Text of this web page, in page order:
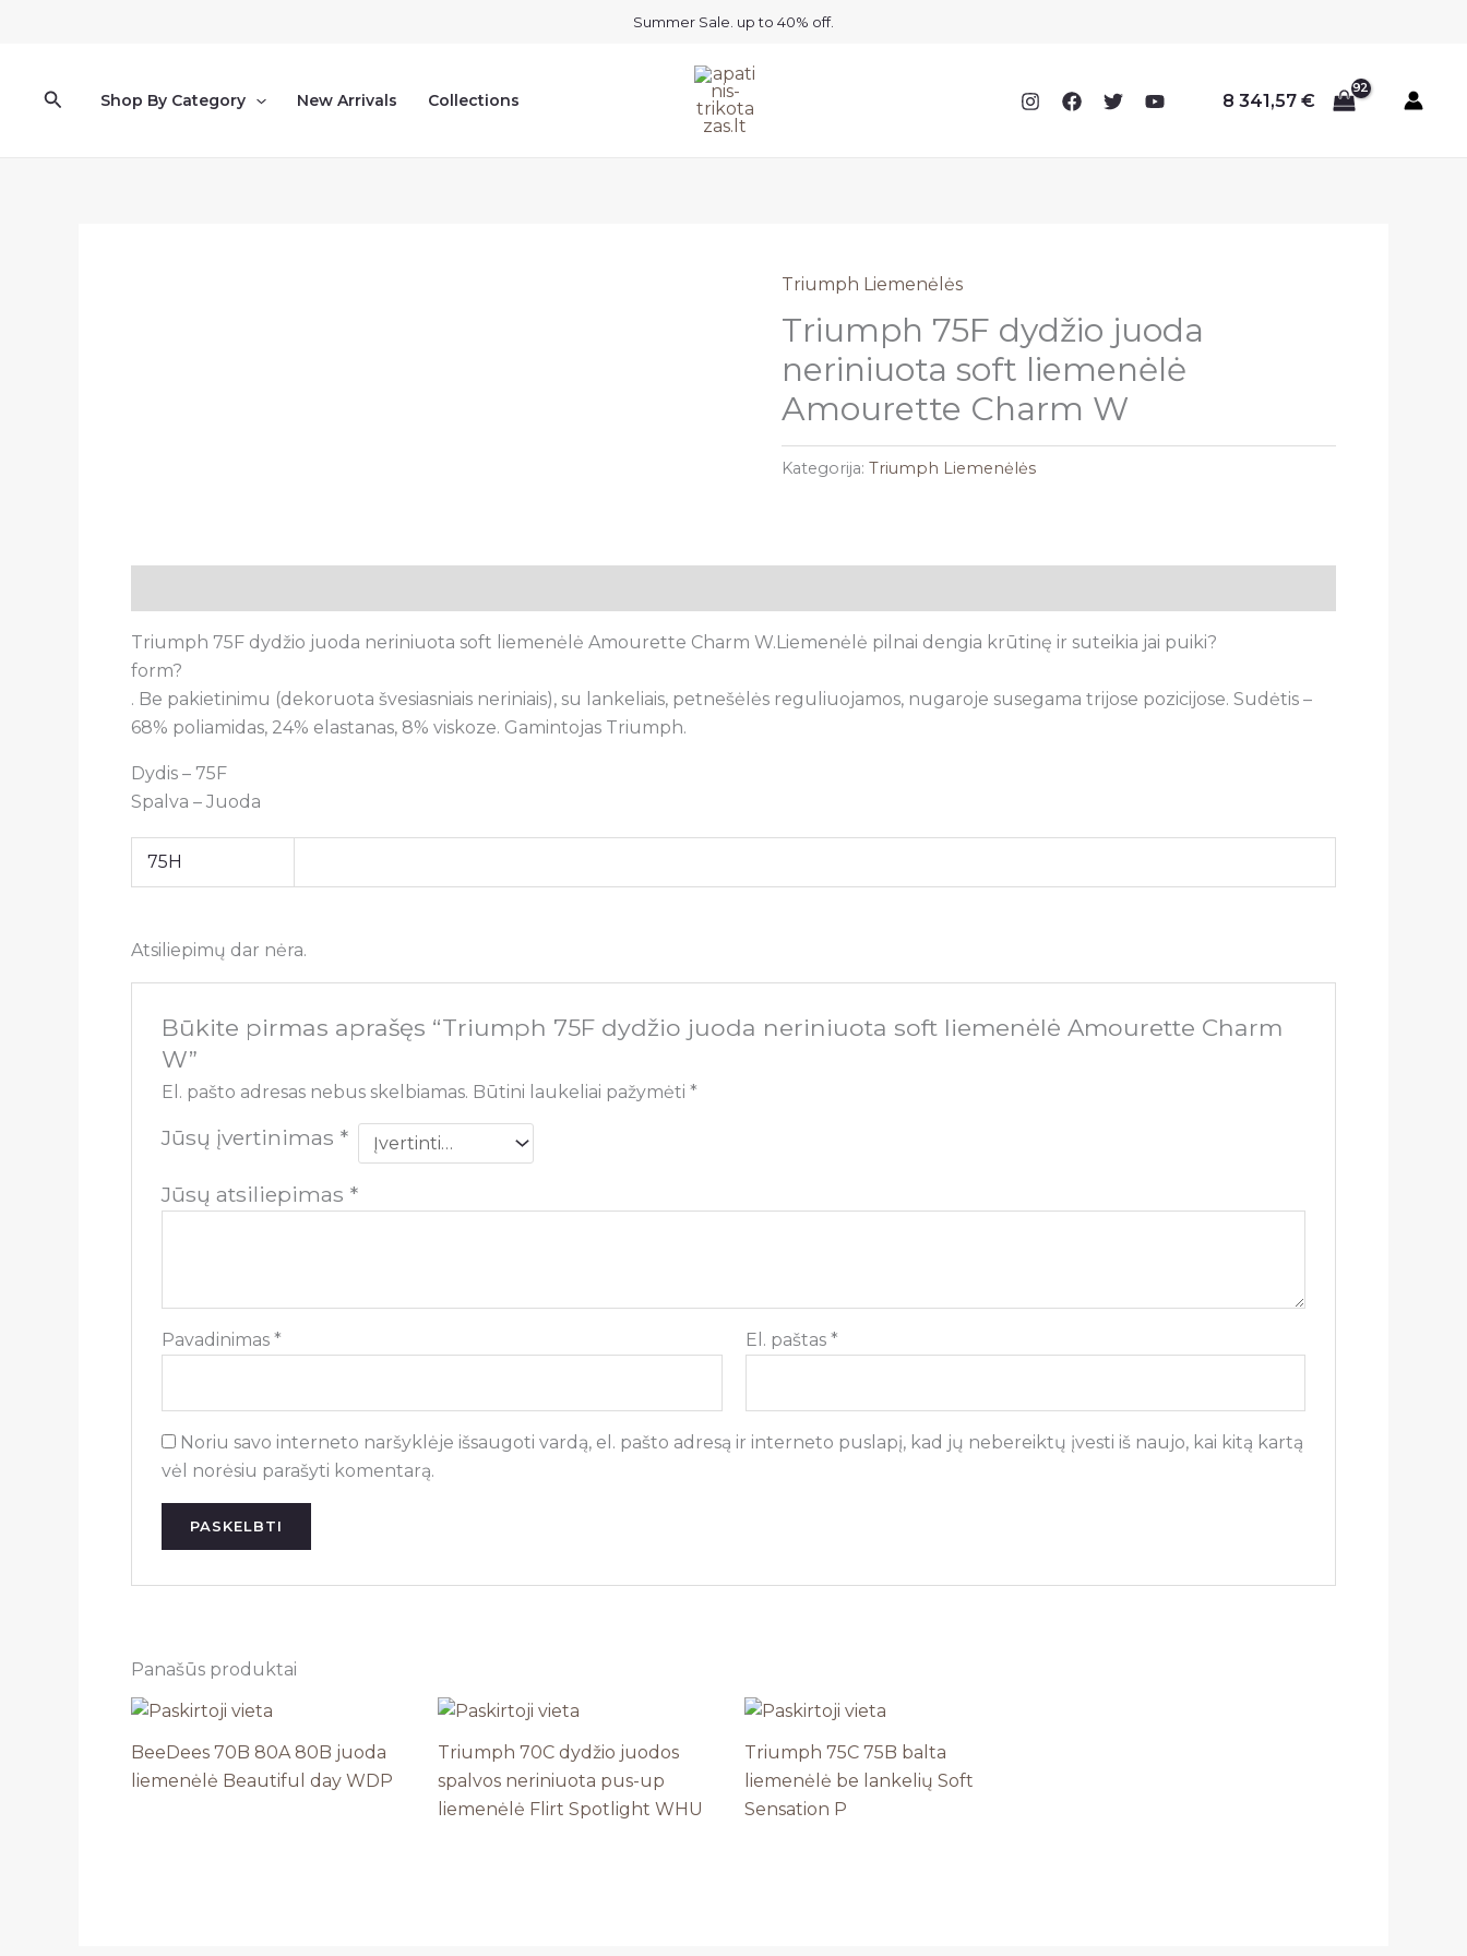
Summer Sale. up to 40% off.
PaieškaShop By Category New Arrivals Collections 8 341,57 €
Triumph Liemenėlės
Triumph 75F dydžio juoda
neriniuota soft liemenėlė
Amourette Charm W
Kategorija:Triumph Liemenėlės
Triumph 75F dydžio juoda neriniuota soft liemenėlė Amourette Charm W.Liemenėlė pilnai dengia krūtinę ir suteikia jai puiki?
form?
. Be pakietinimu (dekoruota švesiasniais neriniais), su lankeliais, petnešėlės reguliuojamos, nugaroje susegama trijose pozicijose. Sudėtis –
68% poliamidas, 24% elastanas, 8% viskoze. Gamintojas Triumph.
Dydis – 75F
Spalva – Juoda
75H
Atsiliepimų dar nėra.
Būkite pirmas aprašęs “Triumph 75F dydžio juoda neriniuota soft liemenėlė Amourette Charm
W”
El. pašto adresas nebus skelbiamas. Būtini laukeliai pažymėti *
Jūsų įvertinimas *
Jūsų atsiliepimas *
Pavadinimas * El. paštas *
Noriu savo interneto naršyklėje išsaugoti vardą, el. pašto adresą ir interneto puslapį, kad jų nebereiktų įvesti iš naujo, kai kitą kartą
vėl norėsiu parašyti komentarą.
Panašūs produktai
BeeDees 70B 80A 80B juoda
liemenėlė Beautiful day WDP
Triumph 70C dydžio juodos
spalvos neriniuota pus-up
liemenėlė Flirt Spotlight WHU
Triumph 75C 75B balta
liemenėlė be lankelių Soft
Sensation P